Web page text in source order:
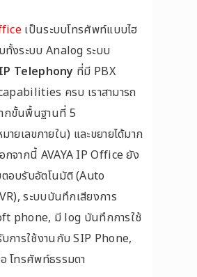
เป็นระบบโทรศัพท์แบบไฮ
ทั้งระบบ Analog ระบบ
Telephony ที่มี PBX
ครบ เราสามารถ
กขั้นพื้นฐานที่ 5
ยเลขภายใน) และขยายได้มาก
กจากนี้ AVAYA IP Office ยัง
อบรับอัตโนมัติ (Auto
ระบบบันทึกเสียงการ
phone, มี log บันทึกการใช้
การใช้งานกับ SIP Phone,
โทรศัพท์ธรรมดา